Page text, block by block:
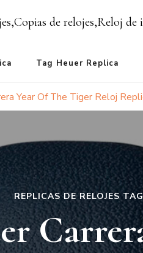
de relojes,Reloj
Tag Heuer Replica
Year Of The Tiger Reloj
REPLICAS DE RELOJES